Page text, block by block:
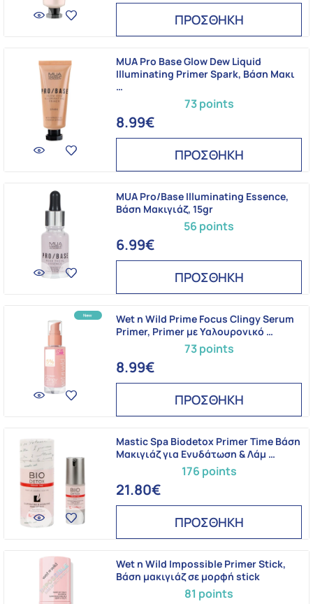
ΠΡΟΣΘΗΚΗ
73 points
MUA Pro Base Glow Dew Liquid
Illuminating Primer Spark, Βάση Μακι
…
8.99€
ΠΡΟΣΘΗΚΗ
56 points
MUA Pro/Base Illuminating Essence,
Βάση Μακιγιάζ, 15gr
6.99€
ΠΡΟΣΘΗΚΗ
73 points
Wet n Wild Prime Focus Clingy Serum
Primer, Primer με Υαλουρονικό …
8.99€
ΠΡΟΣΘΗΚΗ
176 points
Mastic Spa Biodetox Primer Time Βάση
Μακιγιάζ για Ενυδάτωση & Λάμ …
21.80€
ΠΡΟΣΘΗΚΗ
81 points
Wet n Wild Impossible Primer Stick,
Βάση μακιγιάζ σε μορφή stick